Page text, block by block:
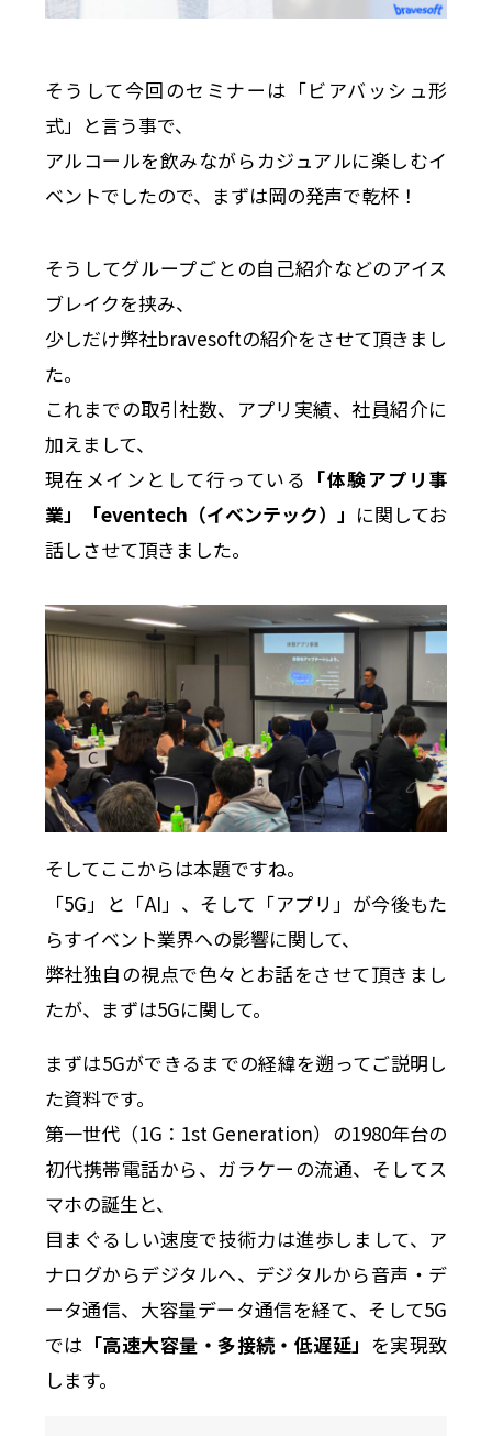
そうして今回のセミナーは「ビアバッシュ形
式」と言う事で、
アルコールを飲みながらカジュアルに楽しむイ
ベントでしたので、まずは岡の発声で乾杯！
そうしてグループごとの自己紹介などのアイス
ブレイクを挟み、
少しだけ弊社bravesoftの紹介をさせて頂きまし
た。
これまでの取引社数、アプリ実績、社員紹介に
加えまして、
現在メインとして行っている 「体験アプリ事
業」「eventech（イベンテック）」 に関してお
話しさせて頂きました。
そしてここからは本題ですね。
「5G」と「AI」、そして「アプリ」が今後もた
らすイベント業界への影響に関して、
弊社独自の視点で色々とお話をさせて頂きまし
たが、まずは5Gに関して。
まずは5Gができるまでの経緯を遡ってご説明し
た資料です。
第一世代（1G：1st Generation）の1980年台の
初代携帯電話から、ガラケーの流通、そしてス
マホの誕生と、
目まぐるしい速度で技術力は進歩しまして、ア
ナログからデジタルへ、デジタルから音声・デ
ータ通信、大容量データ通信を経て、そして5G
では 「高速大容量・多接続・低遅延」 を実現致
します。